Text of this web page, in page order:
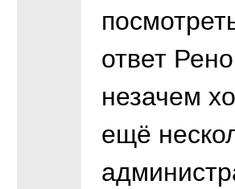
ответ
незачем
ещё